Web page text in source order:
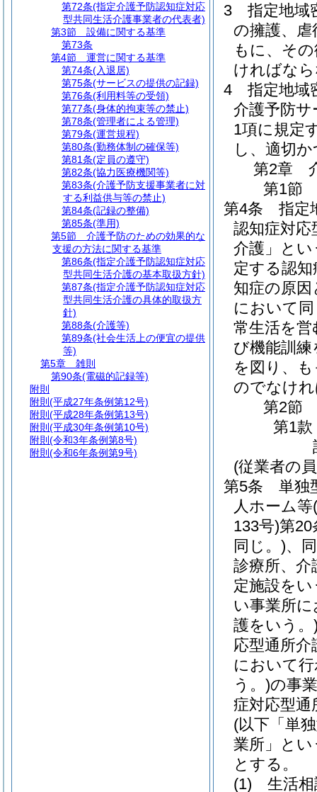
3
指定地域
の擁護、
もに、そ
ければな
4
指定地域
介護予防
1項に規定
し、適切
第2章
第1節
第4条
指定
認知症対応
介護」とい
定する認
知症の原
において
常生活を
び機能訓
を図り、
のでなけ
第2節
第1款
(従業者の
第5条
単独
人ホーム等
133号)第20
同じ。)、
診療所、介
定施設を
い事業所
護をいう。
応型通所介
において
う。)の事
症対応型通
(以下「単
業所」とい
とする。
(1)
生活
第72条(指定介護予防認知症対応
型共同生活介護事業者の代表者)
第3節
設備に関する基準
第73条
第4節
運営に関する基準
第74条(入退居)
第75条(サービスの提供の記録)
第76条(利用料等の受領)
第77条(身体的拘束等の禁止)
第78条(管理者による管理)
第79条(運営規程)
第80条(勤務体制の確保等)
第81条(定員の遵守)
第82条(協力医療機関等)
第83条(介護予防支援事業者に対
する利益供与等の禁止)
第84条(記録の整備)
第85条(準用)
第5節
介護予防のための効果的な
支援の方法に関する基準
第86条(指定介護予防認知症対応
型共同生活介護の基本取扱方針)
第87条(指定介護予防認知症対応
型共同生活介護の具体的取扱方
針)
第88条(介護等)
第89条(社会生活上の便宜の提供
等)
第5章
雑則
第90条(電磁的記録等)
附則
附則 (平成27年条例第12号)
附則 (平成28年条例第13号)
附則 (平成30年条例第10号)
附則 (令和3年条例第8号)
附則 (令和6年条例第9号)